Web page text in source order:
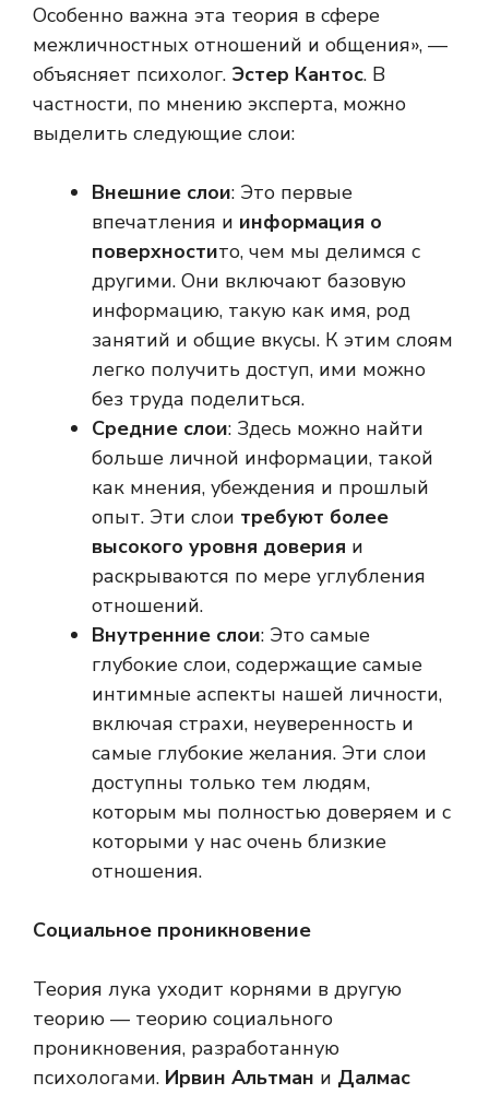
Особенно важна эта теория в сфере
межличностных отношений и общения», —
объясняет психолог. Эстер Кантос. В
частности, по мнению эксперта, можно
выделить следующие слои:
Внешние слои: Это первые
впечатления и информация о
поверхностито, чем мы делимся с
другими. Они включают базовую
информацию, такую ​​как имя, род
занятий и общие вкусы. К этим слоям
легко получить доступ, ими можно
без труда поделиться.
Средние слои: Здесь можно найти
больше личной информации, такой
как мнения, убеждения и прошлый
опыт. Эти слои требуют более
высокого уровня доверия и
раскрываются по мере углубления
отношений.
Внутренние слои: Это самые
глубокие слои, содержащие самые
интимные аспекты нашей личности,
включая страхи, неуверенность и
самые глубокие желания. Эти слои
доступны только тем людям,
которым мы полностью доверяем и с
которыми у нас очень близкие
отношения.
Социальное проникновение
Теория лука уходит корнями в другую
теорию — теорию социального
проникновения, разработанную
психологами. Ирвин Альтман и Далмас